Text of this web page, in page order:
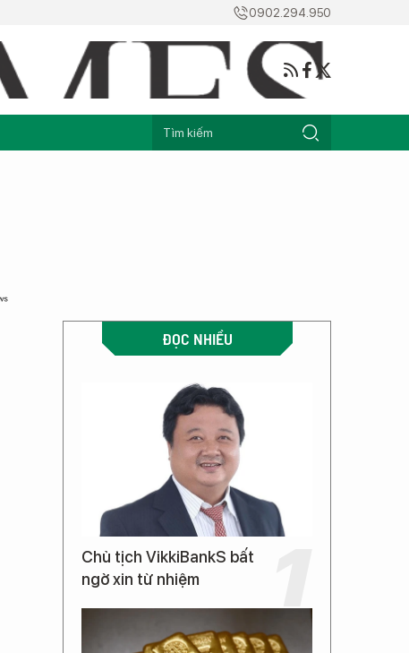
0902.294.950
ĐỌC NHIỀU
Chủ tịch VikkiBankS bất
ngờ xin từ nhiệm